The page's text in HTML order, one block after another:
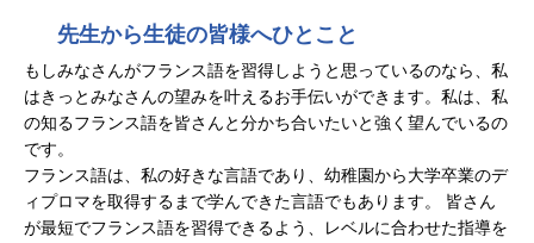
先生から生徒の皆様へひとこと
もしみなさんがフランス語を習得しようと思っているのなら、私
はきっとみなさんの望みを叶えるお手伝いができます。私は、私
の知るフランス語を皆さんと分かち合いたいと強く望んでいるの
です。
フランス語は、私の好きな言語であり、幼稚園から大学卒業のデ
ィプロマを取得するまで学んできた言語でもあります。 皆さん
が最短でフランス語を習得できるよう、レベルに合わせた指導を